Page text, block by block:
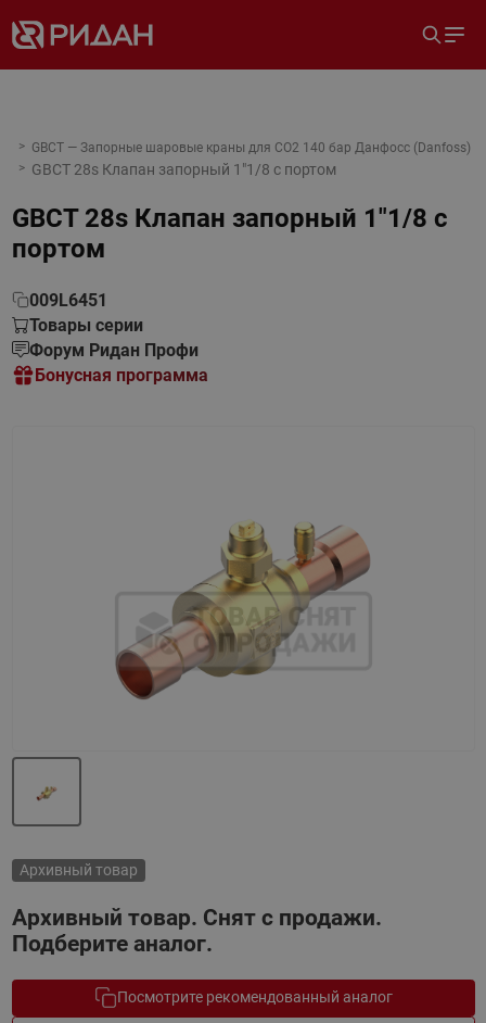
GBCT — Запорные шаровые краны для CO2 140 бар Данфосс (Danfoss)
GBCT 28s Клапан запорный 1"1/8 с портом
GBCT 28s Клапан запорный 1"1/8 с
портом
009L6451
Товары серии
Форум Ридан Профи
Бонусная программа
Архивный товар
Архивный товар. Снят с продажи.
Подберите аналог.
Посмотрите рекомендованный аналог